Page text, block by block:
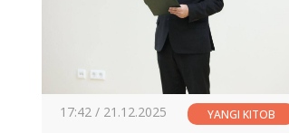
17:42 / 21.12.2025 YANGI KITOB